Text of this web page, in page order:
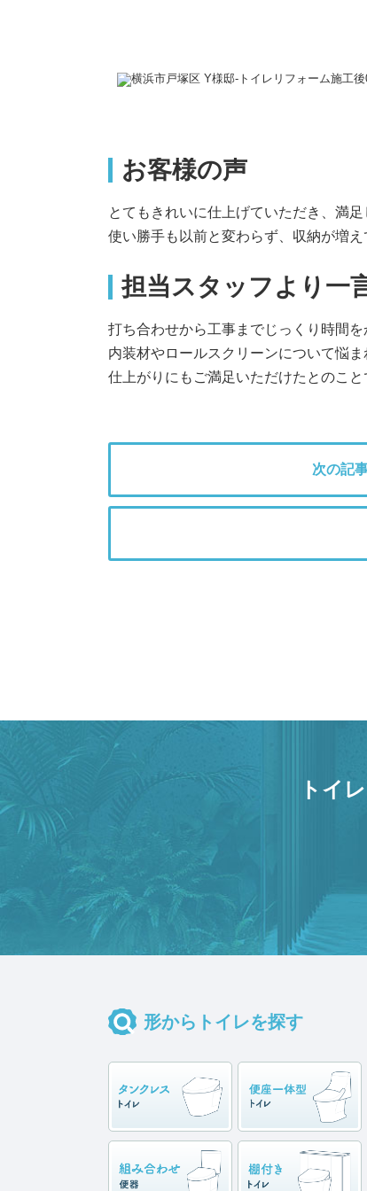
お客様の声
とてもきれいに仕上げていただき、満足
使い勝手も以前と変わらず、収納が増え
担当スタッフより一
打ち合わせから工事までじっくり時間
内装材やロールスクリーンについて悩
仕上がりにもご満足いただけたとのこと
次の記
トイ
形からトイレを探す